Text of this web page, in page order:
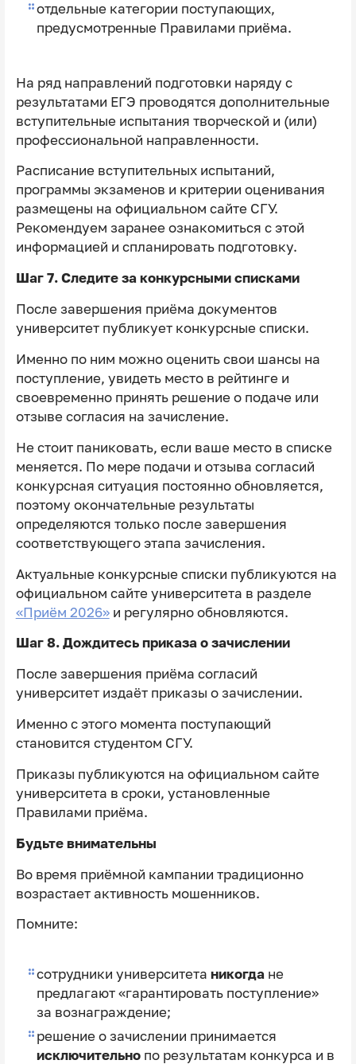
отдельные категории поступающих,
предусмотренные Правилами приёма.
На ряд направлений подготовки наряду с
результатами ЕГЭ проводятся дополнительные
вступительные испытания творческой и (или)
профессиональной направленности.
Расписание вступительных испытаний,
программы экзаменов и критерии оценивания
размещены на официальном сайте СГУ.
Рекомендуем заранее ознакомиться с этой
информацией и спланировать подготовку.
Шаг 7. Следите за конкурсными списками
После завершения приёма документов
университет публикует конкурсные списки.
Именно по ним можно оценить свои шансы на
поступление, увидеть место в рейтинге и
своевременно принять решение о подаче или
отзыве согласия на зачисление.
Не стоит паниковать, если ваше место в списке
меняется. По мере подачи и отзыва согласий
конкурсная ситуация постоянно обновляется,
поэтому окончательные результаты
определяются только после завершения
соответствующего этапа зачисления.
Актуальные конкурсные списки публикуются на
официальном сайте университета в разделе
«Приём 2026»и регулярно обновляются.
Шаг 8. Дождитесь приказа о зачислении
После завершения приёма согласий
университет издаёт приказы о зачислении.
Именно с этого момента поступающий
становится студентом СГУ.
Приказы публикуются на официальном сайте
университета в сроки, установленные
Правилами приёма.
Будьте внимательны
Во время приёмной кампании традиционно
возрастает активность мошенников.
Помните:
сотрудники университета никогдане
предлагают «гарантировать поступление»
за вознаграждение;
решение о зачислении принимается
исключительнопо результатам конкурса и в